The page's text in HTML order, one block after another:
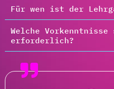
Für wen ist der
Welche Vorkenntnisse
erforderlich?